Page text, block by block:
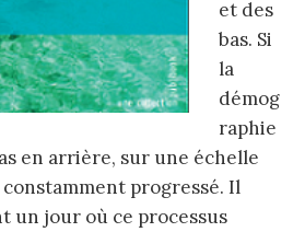
et des
bas. Si
la
démog
raphie
en arrière, sur une échelle
progressé. Il
un jour où ce processus